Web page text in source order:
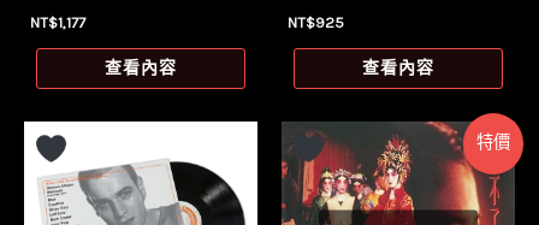
NT$1,177
查看內容
NT$925
查看內容
特價